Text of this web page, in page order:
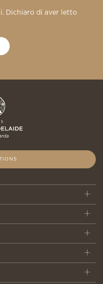
Dichiaro di aver letto